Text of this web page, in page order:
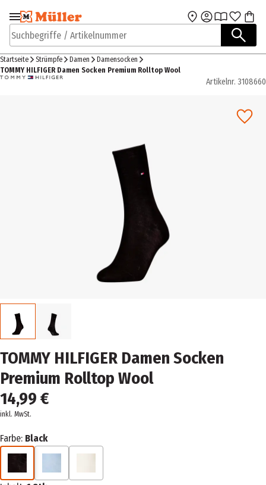
Zur Navigation
springen
Zum Hauptinhalt
Suchbegriffe / Artikelnummer
Startseite Strümpfe Damen
Damensocken
TOMMY HILFIGER Damen Socken Premium Rolltop Wool
Artikelnr. 3108660
TOMMY HILFIGER Damen Socken
Premium Rolltop Wool
14,99 €
inkl. MwSt.
Farbe: Black